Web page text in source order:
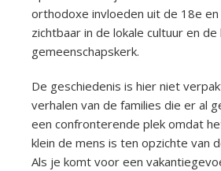
orthodoxe invloeden uit de 18e
zichtbaar in de lokale cultuur en de
gemeenschapskerk.
De geschiedenis is hier niet
verhalen van de families die er al
een confronterende plek omdat
klein de mens is ten opzichte van
Als je komt voor een